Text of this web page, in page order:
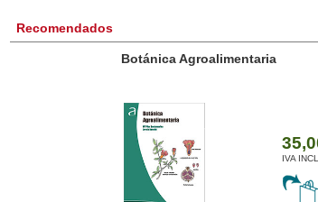
Recomendados
Botánica Agroalimentaria
35,00 €
IVA INCLUIDO